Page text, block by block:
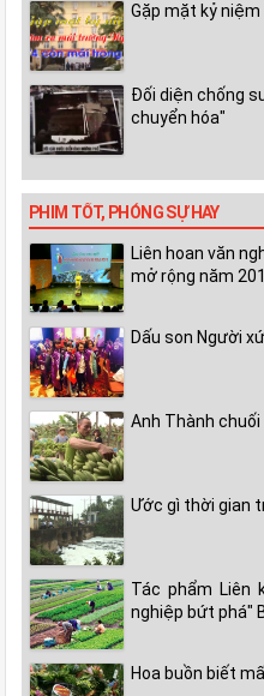
Gặp mặt kỷ
Đối diện chống
chuyển hóa"
PHIM TỐT, PHÓNG SỰ HAY
Liên hoan văn
mở rộng năm
Dấu son Người
Anh Thành chuối
Ước gì thời gian
Tác phẩm Liên
nghiệp bứt phá"
Hoa buồn biết